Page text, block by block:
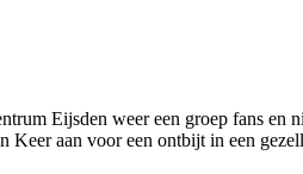
Eijsden weer een groep fans
aan voor een ontbijt in een